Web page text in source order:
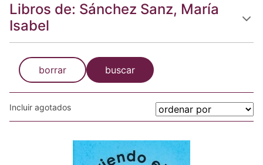
Libros de: Sánchez Sanz, María
Isabel
borrar buscar
Incluir agotados